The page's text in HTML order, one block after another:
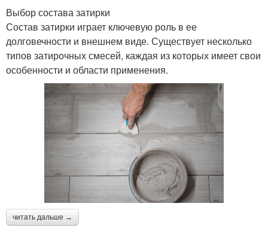
Выбор состава затирки
Состав затирки играет ключевую роль в ее
долговечности и внешнем виде. Существует несколько
типов затирочных смесей, каждая из которых имеет свои
особенности и области применения.
читать дальше →